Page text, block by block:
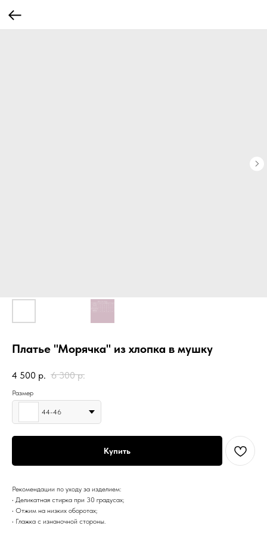
Платье "Морячка" из хлопка в мушку
4 500 р. 6 300 р.
Размер
44-46
Купить
Рекомендации по уходу за изделием:
• Деликатная стирка при 30 градусах;
• Отжим на низких оборотах;
• Глажка с изнаночной стороны.